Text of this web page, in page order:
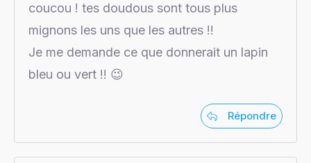
coucou ! tes doudous sont tous plus
mignons les uns que les autres !!
Je me demande ce que donnerait un lapin
bleu ou vert !! 😉
Répondre